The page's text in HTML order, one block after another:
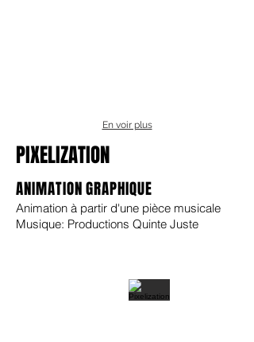
En voir plus
PIXELIZATION
ANIMATION GRAPHIQUE
Animation à partir d'une pièce musicale
Musique: Productions Quinte Juste